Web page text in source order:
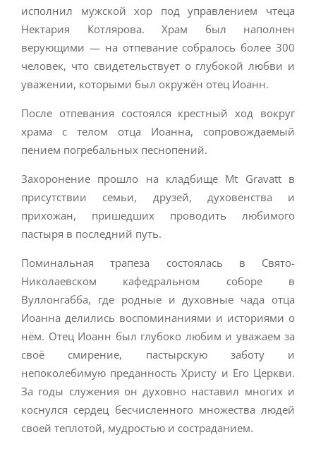
исполнил мужской хор под управлением чтеца
Нектария Котлярова. Храм был наполнен
верующими — на отпевание собралось более 300
человек, что свидетельствует о глубокой любви и
уважении, которыми был окружён отец Иоанн.
После отпевания состоялся крестный ход вокруг
храма с телом отца Иоанна, сопровождаемый
пением погребальных песнопений.
Захоронение прошло на кладбище Mt Gravatt в
присутствии семьи, друзей, духовенства и
прихожан, пришедших проводить любимого
пастыря в последний путь.
Поминальная трапеза состоялась в Свято-
Николаевском кафедральном соборе в
Вуллонгабба, где родные и духовные чада отца
Иоанна делились воспоминаниями и историями о
нём. Отец Иоанн был глубоко любим и уважаем за
своё смирение, пастырскую заботу и
непоколебимую преданность Христу и Его Церкви.
За годы служения он духовно наставил многих и
коснулся сердец бесчисленного множества людей
своей теплотой, мудростью и состраданием.